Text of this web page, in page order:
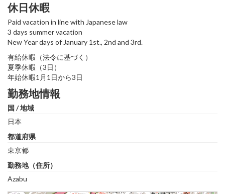
休日休暇
Paid vacation in line with Japanese law
3 days summer vacation
New Year days of January 1st., 2nd and 3rd.
有給休暇（法令に基づく）
夏季休暇（3日）
年始休暇1月1日から3日
勤務地情報
国 / 地域
日本
都道府県
東京都
勤務地（住所）
Azabu